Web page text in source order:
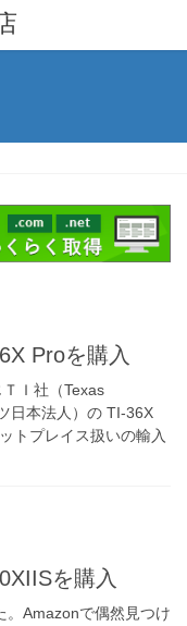
Proを購入
Ｉ社（Texas
日本法人）の TI-36X
トプレイス扱いの輸入
を購入
。Amazonで偶然見つけ